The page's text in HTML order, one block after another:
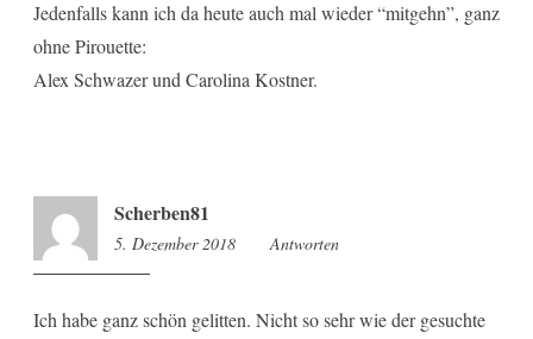
Jedenfalls kann ich da heute auch mal wieder “mitgehn”, ganz
ohne Pirouette:
Alex Schwazer und Carolina Kostner.
Scherben81
5. Dezember 2018 10:05
Antworten
Ich habe ganz schön gelitten. Nicht so sehr wie der gesuchte